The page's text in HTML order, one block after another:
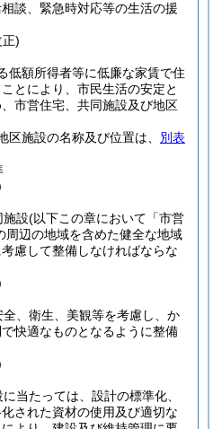
談、緊急時対応等の生活の援
)
低額所得者等に低廉な家賃で住
とにより、市民生活の安定と
市営住宅、共同施設及び地区
施設の名称及び位置は、 別表
施設(以下この章において「市営
周辺の地域を含めた健全な地域
慮して整備しなければならな
、衛生、美観等を考慮し、か
快適なものとなるように整備
当たっては、設計の標準化、
された資材の使用及び適切な